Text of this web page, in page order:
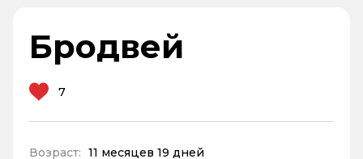
Бродвей
7
Возраст: 11 месяцев 19 дней